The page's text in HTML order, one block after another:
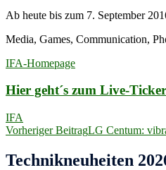
Ab heute bis zum 7. September
Media, Games, Communication,
IFA-Homepage
Hier geht´s zum Live-
IFA
Beitragsnavigation
Vorheriger BeitragLG Centum:
Technikneuheiten